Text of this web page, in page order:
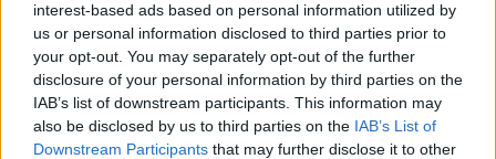
interest-based ads based on personal information utilized by
us or personal information disclosed to third parties prior to
your opt-out. You may separately opt-out of the further
disclosure of your personal information by third parties on the
IAB’s list of downstream participants. This information may
also be disclosed by us to third parties on the IAB’s List of
Downstream Participants that may further disclose it to other
- jelentte ki Kovács.
A sajtótájékoztató után a Herényi Heti Piac programjaival
folytatódott az esemény.